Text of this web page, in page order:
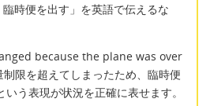
臨時便を出す」を英語で伝えるな
because the plane was over
限を超えてしまったため、臨時便
う表現が状況を正確に表せます。